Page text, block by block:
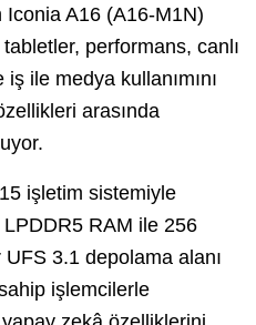
Iconia A16 (A16-M1N)
performans, canlı
ile medya kullanımını
arasında
işletim sistemiyle
LPDDR5 RAM ile 256
3.1 depolama alanı
işlemcilerle